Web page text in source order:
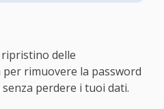
delle
rimuovere la password
perdere i tuoi dati.